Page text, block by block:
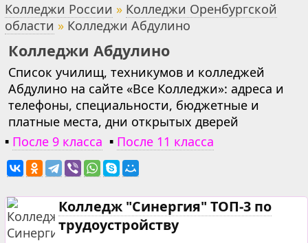
Колледжи России » Колледжи Оренбургской
области » Колледжи Абдулино
Колледжи Абдулино
Список училищ, техникумов и колледжей
Абдулино на сайте «Все Колледжи»: адреса и
телефоны, специальности, бюджетные и
платные места, дни открытых дверей
▪ После 9 класса ▪ После 11 класса
Колледж "Синергия" ТОП-3 по
трудоустройству